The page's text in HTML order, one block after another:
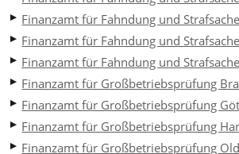
Finanzamt für Fahndung und
Finanzamt für Fahndung und
Finanzamt für Fahndung und
Finanzamt für Großbetriebsprüfung
Finanzamt für Großbetriebsprüfung
Finanzamt für Großbetriebsprüfung
Finanzamt für Großbetriebsprüfung